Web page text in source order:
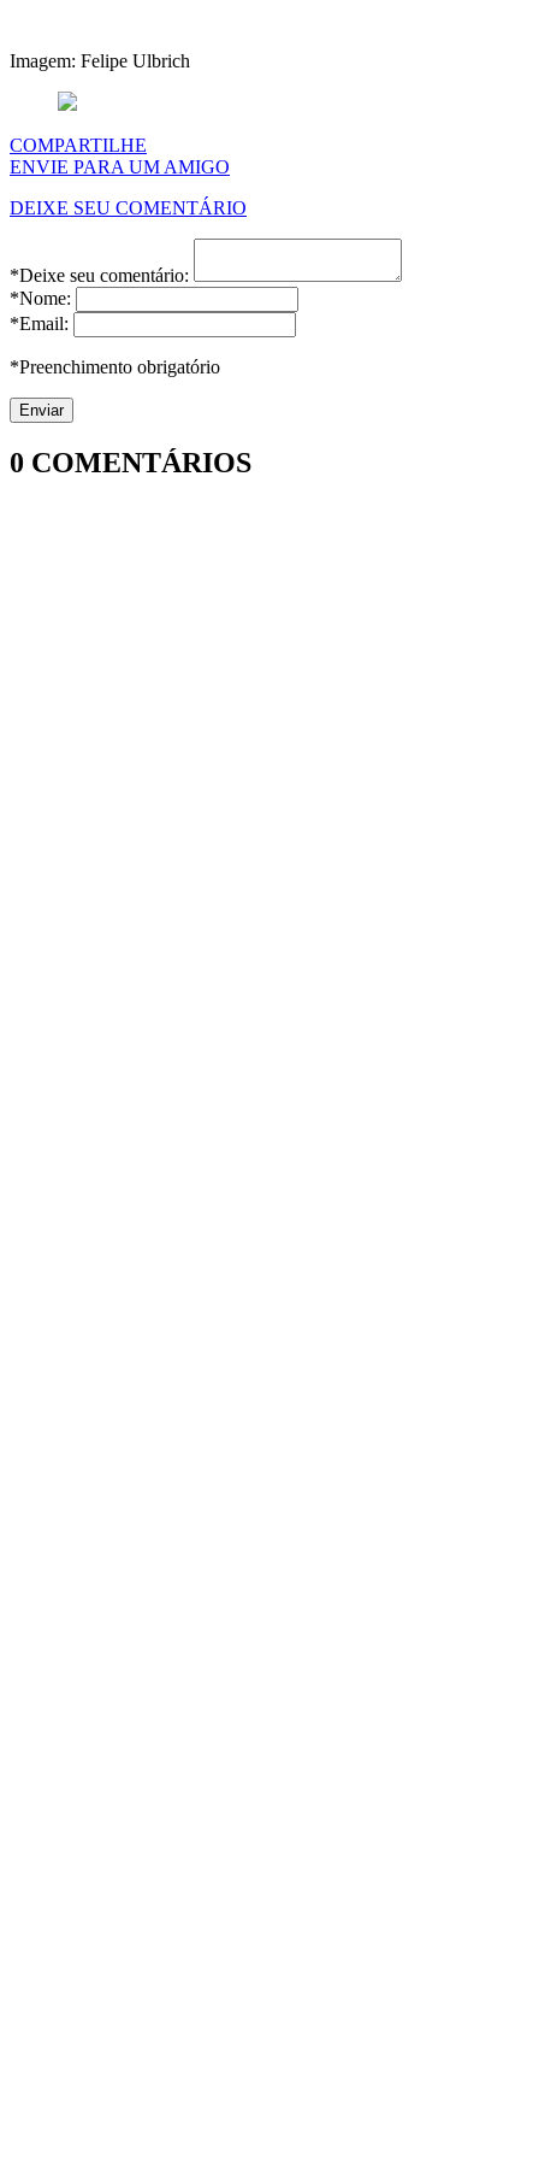
Imagem: Felipe Ulbrich
COMPARTILHE
ENVIE PARA UM AMIGO
DEIXE SEU COMENTÁRIO
*Deixe seu comentário:
*Nome:
*Email:
*Preenchimento obrigatório
0 COMENTÁRIOS